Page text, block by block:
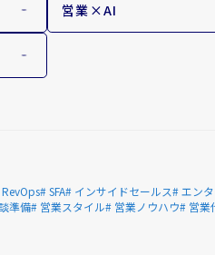
営業×AI
# SFA# インサイドセールス# エン
準備# 営業スタイル# 営業ノウハウ# 営業